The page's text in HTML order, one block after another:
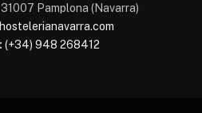
31007 Pamplona (Navarra)
(+34) 948 268412